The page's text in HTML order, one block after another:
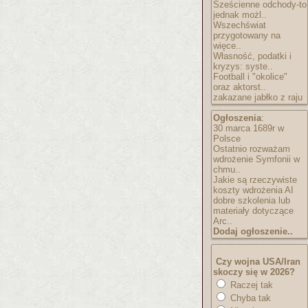
Sześcienne odchody-to
jednak możl..
Wszechświat
przygotowany na
więce..
Własność, podatki i
kryzys: syste..
Football i "okolice"
oraz aktorst..
zakazane jabłko z raju
Ogłoszenia:
30 marca 1689r w
Polsce
Ostatnio rozważam
wdrożenie Symfonii w
chmu..
Jakie są rzeczywiste
koszty wdrożenia AI
dobre szkolenia lub
materiały dotyczące
Arc..
Dodaj ogłoszenie..
Czy wojna USA/Iran
skoczy się w 2026?
Raczej tak
Chyba tak